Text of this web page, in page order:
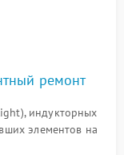
ремонт
индукторных
элементов на